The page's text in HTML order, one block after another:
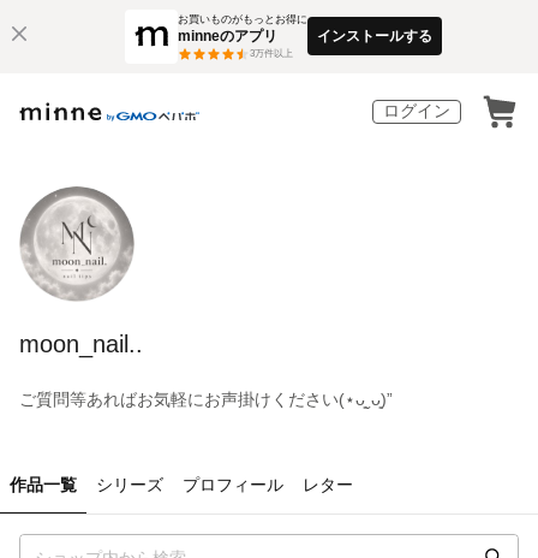
お買いものがもっとお得に
minneのアプリ
3万件以上
インストールする
ログイン
moon_nail..
ご質問等あればお気軽にお声掛けください(⋆ᴗ͈ˬᴗ͈)”
作品一覧 シリーズ プロフィール レター